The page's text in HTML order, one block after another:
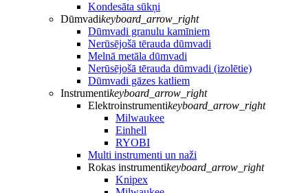
Kondesāta sūkņi
Dūmvadikeyboard_arrow_right
Dūmvadi granulu kamīniem
Nerūsējošā tērauda dūmvadi
Melnā metāla dūmvadi
Nerūsējošā tērauda dūmvadi (izolētie)
Dūmvadi gāzes katliem
Instrumentikeyboard_arrow_right
Elektroinstrumentikeyboard_arrow_right
Milwaukee
Einhell
RYOBI
Multi instrumenti un naži
Rokas instrumentikeyboard_arrow_right
Knipex